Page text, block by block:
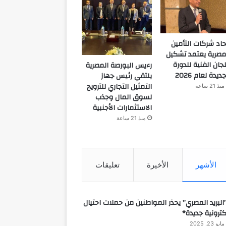
شركات التأمين
يعتمد تشكيل
الفنية للدورة
لعام 2026
منذ 21 ساعة
رءيس البورصة المصرية
يلتقي رئيس جهاز
التمثيل التجاري للترويج
لسوق المال وجذب
الاستثمارات الأجنبية
منذ 21 ساعة
الأشهر الأخيرة تعليقات
المصري” يحذر المواطنين من حملات احتيال
جديدة*
مايو 23, 2025